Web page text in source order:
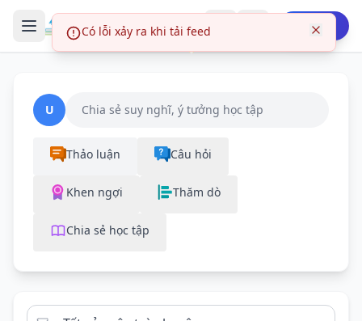
Login
Có lỗi xảy ra khi tải feed
U Chia sẻ suy nghĩ, ý tưởng học tập
Thảo luận Câu hỏi
Khen ngợi Thăm dò
Chia sẻ học tập